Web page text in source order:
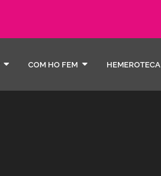
COM HO FEM HEMEROTECA